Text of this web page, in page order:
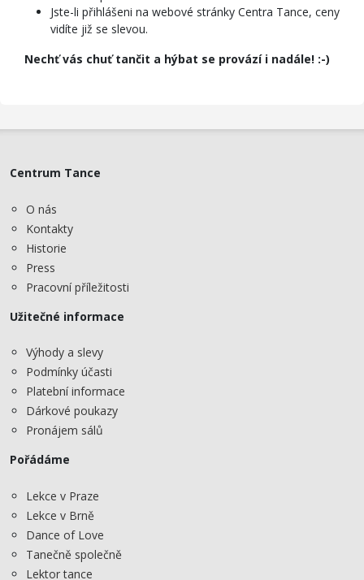
Jste-li přihlášeni na webové stránky Centra Tance, ceny
vidíte již se slevou.
Nechť vás chuť tančit a hýbat se provází i nadále! :-)
Centrum Tance
O nás
Kontakty
Historie
Press
Pracovní příležitosti
Užitečné informace
Výhody a slevy
Podmínky účasti
Platební informace
Dárkové poukazy
Pronájem sálů
Pořádáme
Lekce v Praze
Lekce v Brně
Dance of Love
Tanečně společně
Lektor tance